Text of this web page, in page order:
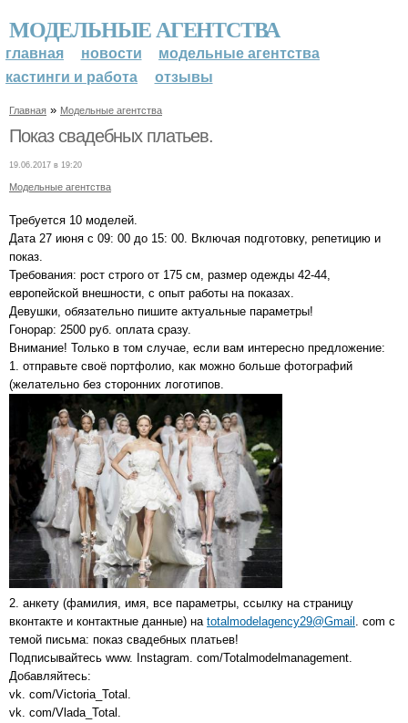
МОДЕЛЬНЫЕ АГЕНТСТВА
главная новости
модельные агентства
кастинги и работа
отзывы
Главная » Модельные агентства
Показ свадебных платьев.
19.06.2017 в 19:20
Модельные агентства
Требуется 10 моделей.
Дата 27 июня с 09: 00 до 15: 00. Включая подготовку, репетицию и
показ.
Требования: рост строго от 175 см, размер одежды 42-44,
европейской внешности, с опыт работы на показах.
Девушки, обязательно пишите актуальные параметры!
Гонорар: 2500 руб. оплата сразу.
Внимание! Только в том случае, если вам интересно предложение:
1. отправьте своё портфолио, как можно больше фотографий
(желательно без сторонних логотипов.
2. анкету (фамилия, имя, все параметры, ссылку на страницу
вконтакте и контактные данные) на totalmodelagency29@Gmail . com с
темой письма: показ свадебных платьев!
Подписывайтесь www. Instagram. com/Totalmodelmanagement.
Добавляйтесь:
vk. com/Victoria_Total.
vk. com/Vlada_Total.